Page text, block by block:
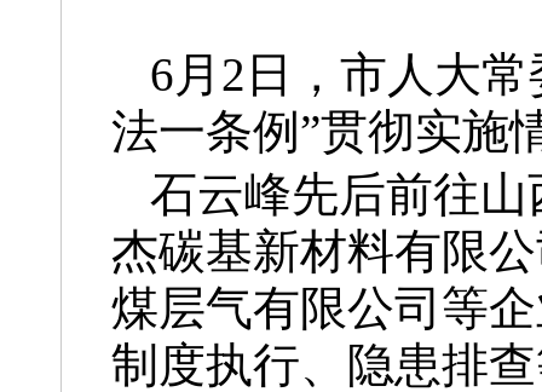
6月2日，市人大
法一条例”贯彻实施
石云峰先后前往
杰碳基新材料有限
煤层气有限公司等
制度执行、隐患排